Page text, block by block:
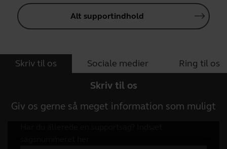
Alt supportindhold
Skriv til os Sociale medier Ring til os
Skriv til os
Giv os gerne så meget information som muligt